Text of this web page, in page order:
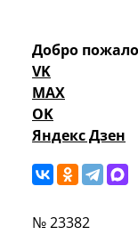
Добро
VK
MAX
OK
Яндекс Дзен
№ 23382